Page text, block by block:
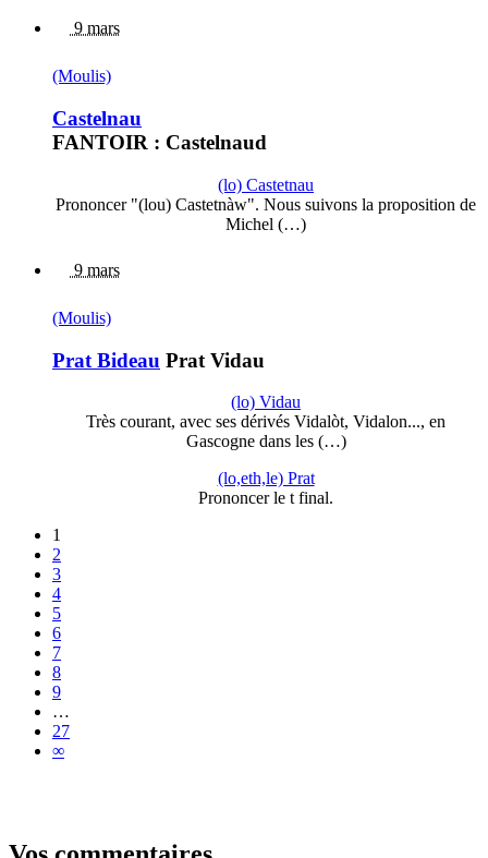
9 mars
(Moulis)
Castelnau
FANTOIR : Castelnaud
(lo) Castetnau
Prononcer "(lou) Castetnàw". Nous suivons la proposition de
Michel (…)
9 mars
(Moulis)
Prat Bideau Prat Vidau
(lo) Vidau
Très courant, avec ses dérivés Vidalòt, Vidalon..., en
Gascogne dans les (…)
(lo,eth,le) Prat
Prononcer le t final.
1
2
3
4
5
6
7
8
9
…
27
∞